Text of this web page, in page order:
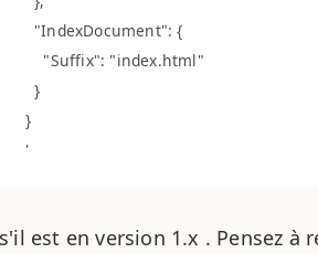
  "IndexDocument": {
    "Suffix": "index.html"
  }
}
'
s'il est en version 1.x . Pensez à